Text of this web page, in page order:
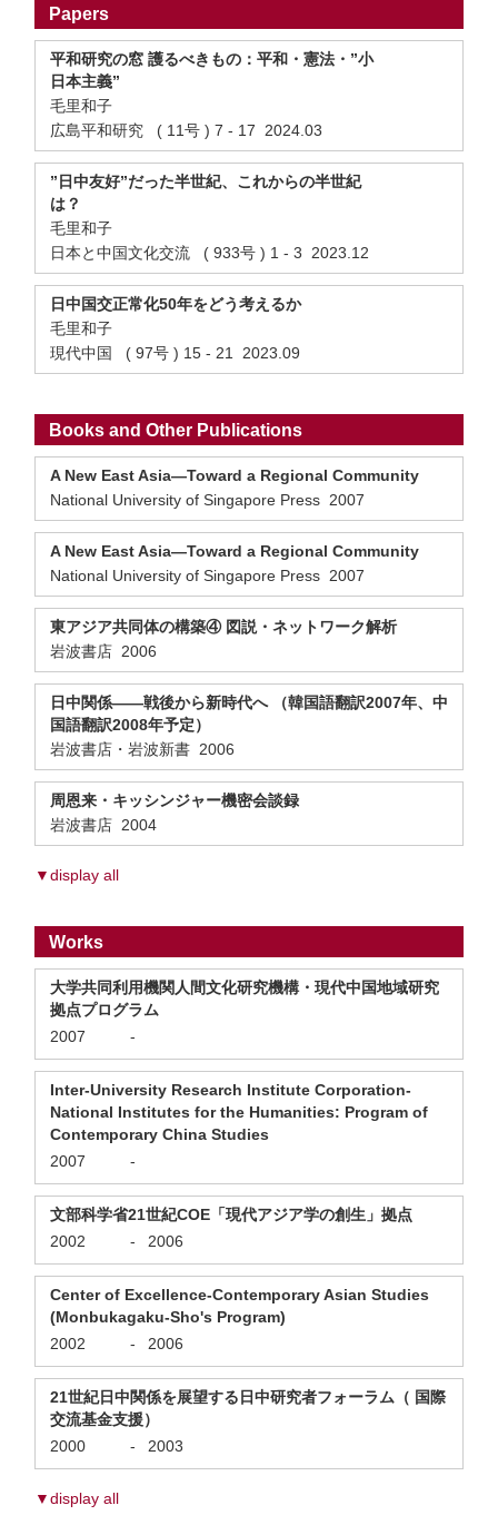
Papers
平和研究の窓 護るべきもの：平和・憲法・”小
日本主義”
毛里和子
広島平和研究 ( 11号 ) 7 - 17 2024.03
”日中友好”だった半世紀、これからの半世紀
は？
毛里和子
日本と中国文化交流 ( 933号 ) 1 - 3 2023.12
日中国交正常化50年をどう考えるか
毛里和子
現代中国 ( 97号 ) 15 - 21 2023.09
Books and Other Publications
A New East Asia—Toward a Regional Community
National University of Singapore Press 2007
A New East Asia—Toward a Regional Community
National University of Singapore Press 2007
東アジア共同体の構築④ 図説・ネットワーク解析
岩波書店 2006
日中関係――戦後から新時代へ （韓国語翻訳2007年、中
国語翻訳2008年予定）
岩波書店・岩波新書 2006
周恩来・キッシンジャー機密会談録
岩波書店 2004
▼display all
Works
大学共同利用機関人間文化研究機構・現代中国地域研究
拠点プログラム
2007
-
Inter-University Research Institute Corporation-
National Institutes for the Humanities: Program of
Contemporary China Studies
2007
-
文部科学省21世紀COE「現代アジア学の創生」拠点
2002
- 2006
Center of Excellence-Contemporary Asian Studies
(Monbukagaku-Sho's Program)
2002
- 2006
21世紀日中関係を展望する日中研究者フォーラム（ 国際
交流基金支援）
2000
- 2003
▼display all